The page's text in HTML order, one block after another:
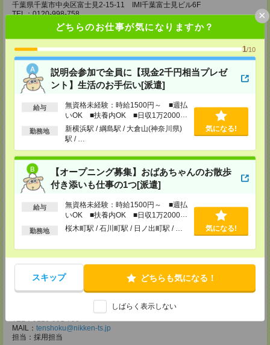
どちらのお仕事が気になりますか？
1/10
説明会参加で全員に【現金2千円相当プレゼ
ント】生活のお手伝い[派遣]
給与
無資格未経験：時給1500円～ ■週払
いOK ■扶養内OK ■日収1万2000円
以上
勤務地
新横浜駅 / 綱島駅 / 大倉山(神奈川県)
駅 / …
気になる!
【オープニング募集】おばあちゃんのお散歩
付き添いも仕事の1つ[派遣]
給与
無資格未経験：時給1500円～ ■週払
いOK ■扶養内OK ■日収1万2000円
以上
勤務地 桜木町駅 / 石川町駅 / 日ノ出町駅 / … 気になる!
スキップ どちらも気になる！
しばらく表示しない
×
千葉県千葉市中央区富士見2-15-11 IMI千葉富士見ビル6F
TEL：0120-998-758
tenshoku@nikken-ts.jp
担当：採用担当
メディカルケア事業部 柏オフィス
千葉県柏市末広町5-19 第12関口ビル7F 705号室
TEL：0120-935-218
MAIL：tenshoku@nikken-ts.jp
担当：採用担当
メディカルケア事業部 新宿オフィス
東京都新宿区新宿2-3-10 新宿御苑ビル6階
TEL：0120-457-235
tenshoku@nikken-ts.jp
メディカルケア事業部 立川事業部
東京都立川市錦町1-12-14
TEL：0120-934-200
MAIL：
tenshoku@nikken-ts.jp
担当：採用担当
東京都町田市森野1-7-23 大樹生命町田ビル6F
メディカルケア事業部 横浜オフィス
神奈川県横浜市保土ケ谷区神戸町134 横浜ビジネスパークサウスタワー
TEL：0120-901-799
MAIL： tenshoku@nikken-ts.jp
担当：採用担当